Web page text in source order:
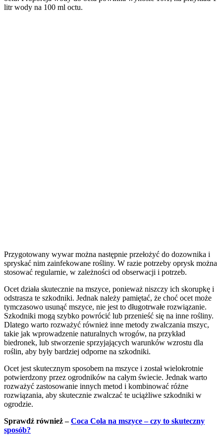
litr wody na 100 ml octu.
Przygotowany wywar można następnie przełożyć do dozownika i
spryskać nim zainfekowane rośliny. W razie potrzeby oprysk można
stosować regularnie, w zależności od obserwacji i potrzeb.
Ocet działa skutecznie na mszyce, ponieważ niszczy ich skorupkę i
odstrasza te szkodniki. Jednak należy pamiętać, że choć ocet może
tymczasowo usunąć mszyce, nie jest to długotrwałe rozwiązanie.
Szkodniki mogą szybko powrócić lub przenieść się na inne rośliny.
Dlatego warto rozważyć również inne metody zwalczania mszyc,
takie jak wprowadzenie naturalnych wrogów, na przykład
biedronek, lub stworzenie sprzyjających warunków wzrostu dla
roślin, aby były bardziej odporne na szkodniki.
Ocet jest skutecznym sposobem na mszyce i został wielokrotnie
potwierdzony przez ogrodników na całym świecie. Jednak warto
rozważyć zastosowanie innych metod i kombinować różne
rozwiązania, aby skutecznie zwalczać te uciążliwe szkodniki w
ogrodzie.
Sprawdź również –Coca Cola na mszyce – czy to skuteczny
sposób?